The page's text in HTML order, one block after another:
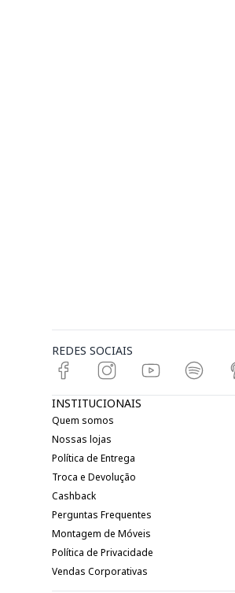
REDES SOCIAIS
INSTITUCIONAIS
Quem somos
Nossas lojas
Política de Entrega
Troca e Devolução
Cashback
Perguntas Frequentes
Montagem de Móveis
Política de Privacidade
Vendas Corporativas